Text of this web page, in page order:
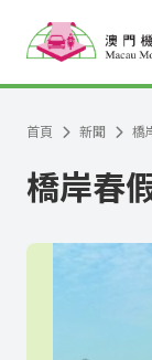
首頁 新聞 橋
橋岸春